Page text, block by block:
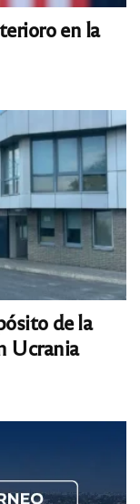
en la
de la
Ucrania